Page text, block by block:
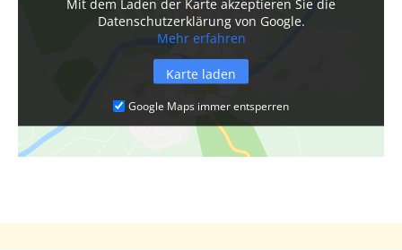
Mit dem Laden der Karte akzeptieren Sie die
Datenschutzerklärung von Google.
Mehr erfahren
Karte laden
Google Maps immer entsperren